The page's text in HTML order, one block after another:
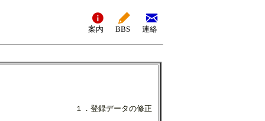
案内 BBS 連絡
１．登録データの修正